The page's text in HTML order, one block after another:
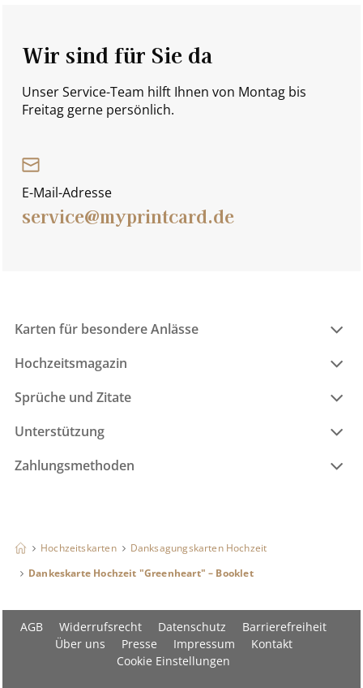
Wir sind für Sie da
Unser Service-Team hilft Ihnen von Montag bis
Freitag gerne persönlich.
E-Mail-Adresse
service@myprintcard.de
Karten für besondere Anlässe
Hochzeitsmagazin
Sprüche und Zitate
Unterstützung
Zahlungsmethoden
Hochzeitskarten
Danksagungskarten Hochzeit
Dankeskarte Hochzeit "Greenheart" – Booklet
AGB Widerrufsrecht Datenschutz
Barrierefreiheit
Über uns
Presse Impressum
Kontakt
Cookie Einstellungen